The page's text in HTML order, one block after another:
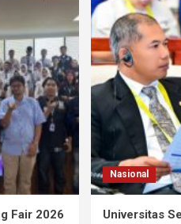
Fair 2026
Nasional
Universitas